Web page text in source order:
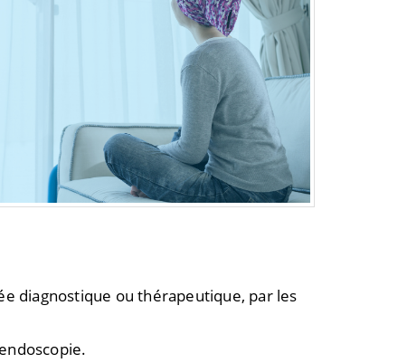
diagnostique ou thérapeutique, par les